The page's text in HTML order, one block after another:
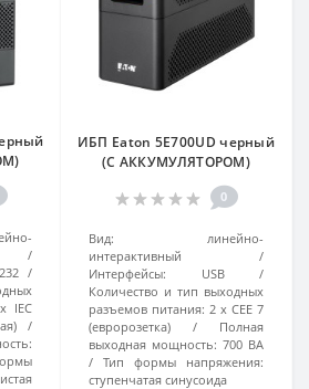
IEC
ИБП Eaton 5E700UD черный
(С АККУМУЛЯТОРОМ)
0
Вид:
линейно-
интерактивный
Интерфейсы:
USB
Количество и тип выходных
разъемов питания: 2 х CEE 7
(евророзетка)
Полная
выходная мощность: 700 ВА
Тип формы напряжения:
ступенчатая синусоида